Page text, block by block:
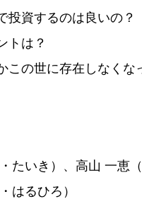
投資するのは良いの？
トは？
この世に存在しなくな
たいき）、高山 一恵
はるひろ）